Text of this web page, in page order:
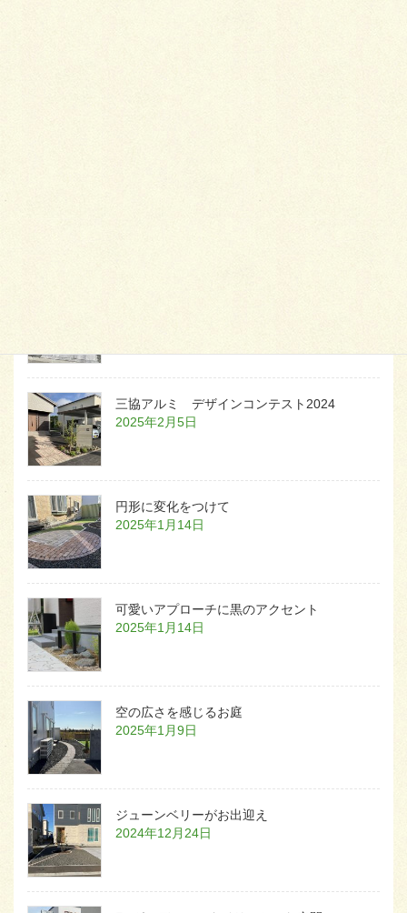
三協アルミ デザインコンテスト2024
2025年2月5日
円形に変化をつけて
2025年1月14日
可愛いアプローチに黒のアクセント
2025年1月14日
空の広さを感じるお庭
2025年1月9日
ジューンベリーがお出迎え
2024年12月24日